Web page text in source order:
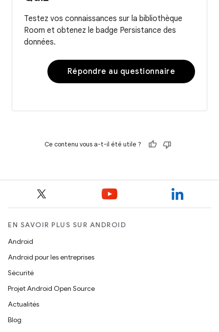
Testez vos connaissances sur la bibliothèque
Room et obtenez le badge Persistance des
données.
Répondre au questionnaire
Ce contenu vous a-t-il été utile ?
EN SAVOIR PLUS SUR ANDROID
Android
Android pour les entreprises
Sécurité
Projet Android Open Source
Actualités
Blog